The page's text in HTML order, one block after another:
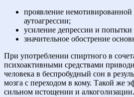
проявление немотивированной
аутоагрессии;
усиление депрессии и попытки
значительное обострение
При употреблении спиртного в
психоактивными средствами
человека в беспробудный сон в
мозга с переходом в кому. Такой же
сильном истощении и алкоголизации.